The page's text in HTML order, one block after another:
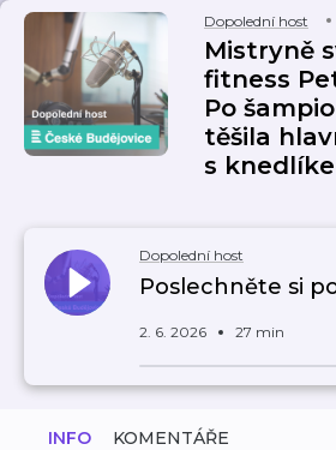
Dopolední host
Mistryně
fitness
Po
těšila
s
Dopolední host
Poslechněte si
2. 6. 2026 27 min
INFO KOMENTÁŘE